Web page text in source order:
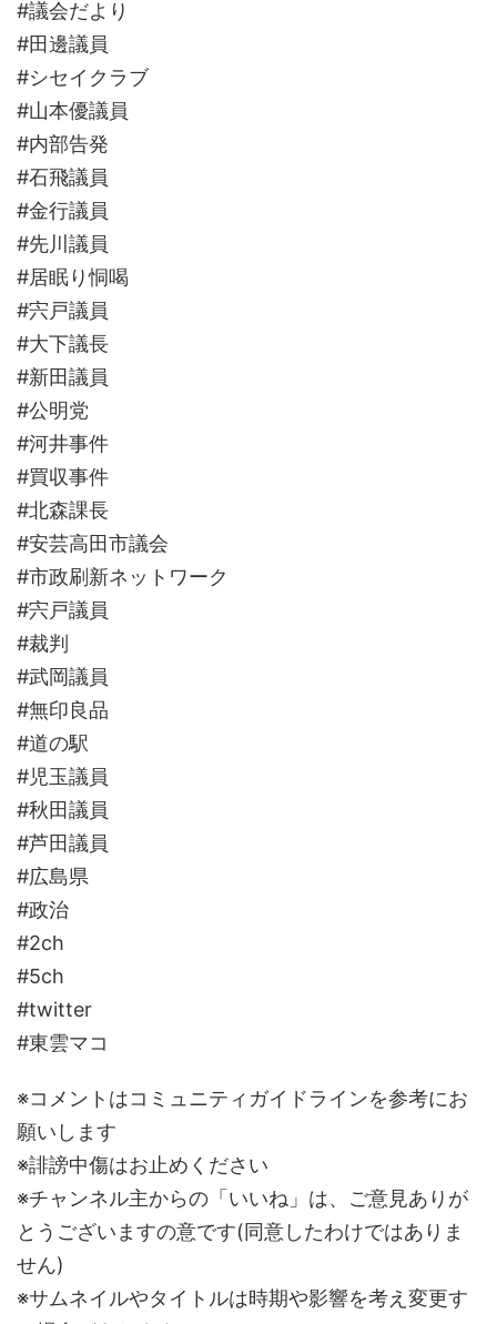
#議会だより
#田邊議員
#シセイクラブ
#山本優議員
#内部告発
#石飛議員
#金行議員
#先川議員
#居眠り恫喝
#宍戸議員
#大下議長
#新田議員
#公明党
#河井事件
#買収事件
#北森課長
#安芸高田市議会
#市政刷新ネットワーク
#宍戸議員
#裁判
#武岡議員
#無印良品
#道の駅
#児玉議員
#秋田議員
#芦田議員
#広島県
#政治
#2ch
#5ch
#twitter
#東雲マコ
※コメントはコミュニティガイドラインを参考にお
願いします
※誹謗中傷はお止めください
※チャンネル主からの「いいね」は、ご意見ありが
とうございますの意です(同意したわけではありま
せん)
※サムネイルやタイトルは時期や影響を考え変更す